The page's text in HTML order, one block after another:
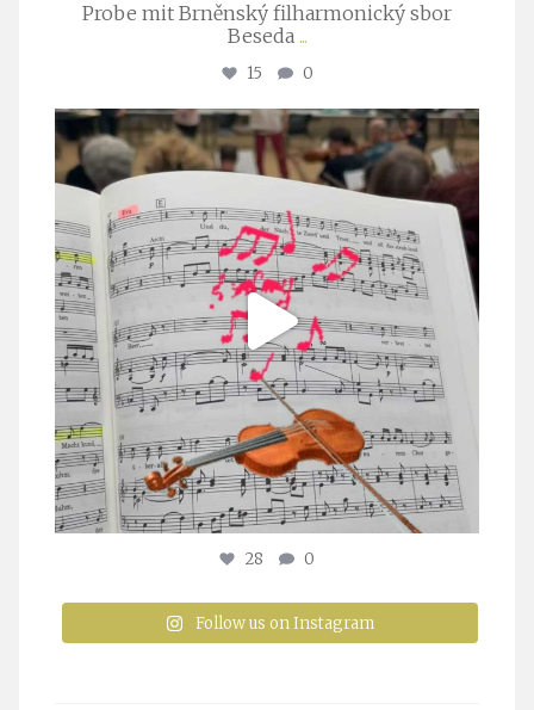
Probe mit Brněnský filharmonický sbor
Beseda ...
15 0
stuttgarter_oratorienchor
Juli 23
28 0
Follow us on Instagram